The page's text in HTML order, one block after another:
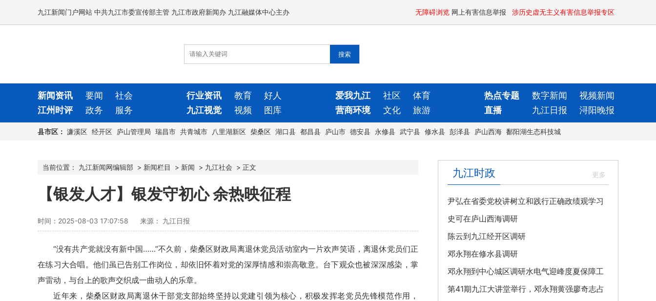
九江新闻门户网站 中共九江市委宣传部主管 九江市政府新闻办 九江融媒体中心主办 无障碍浏览 网上有害信息举报 涉历史虚无主义有害信息举报专区
新闻资讯 要闻 社会 行业资讯 教育 好人 爱我九江 社区 体育 热点专题 数字新闻
视频新闻
江州时评
政务 服务 九江视觉 视频 图库 营商环境 文化 旅游 直播 九江日报 浔阳晚报
县市区： 濂溪区 经开区 庐山管理局 瑞昌市 共青城市 八里湖新区 柴桑区 湖口县 都昌县 庐山市 德安县 永修县 武宁县 修水县 彭泽县 庐山西海 鄱阳湖生态科技城
当前位置： 九江新闻网编辑部 > 新闻栏目 > 新闻 > 九江社会 > 正文
【银发人才】银发守初心 余热映征程
时间：2025-08-03 17:07:58 来源： 九江日报
“没有共产党就没有新中国……”不久前，柴桑区财政局离退休党员活动室内一片欢声笑语，离退休党员们正
在练习大合唱。他们虽已告别工作岗位，却依旧怀着对党的深厚情感和崇高敬意。台下观众也被深深感染，掌
声雷动，与台上的歌声交织成一曲动人的乐章。
近年来，柴桑区财政局离退休干部党支部始终坚持以党建引领为核心，积极发挥老党员先锋模范作用，
九江时政
尹弘在省委党校讲树立和践行正确政绩观学习
教育专题党课
史可在庐山西海调研
陈云到九江经开区调研
邓永翔在修水县调研
邓永翔到中心城区调研水电气迎峰度夏保障工
作
第41期九江大讲堂举行，邓永翔黄强廖奇志占